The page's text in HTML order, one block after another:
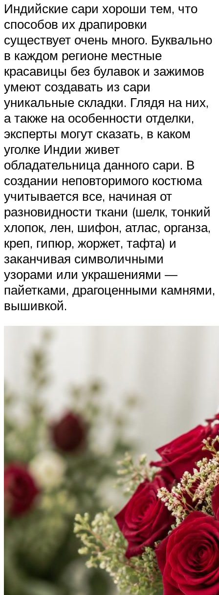
Индийские сари хороши тем, что
способов их драпировки
существует очень много. Буквально
в каждом регионе местные
красавицы без булавок и зажимов
умеют создавать из сари
уникальные складки. Глядя на них,
а также на особенности отделки,
эксперты могут сказать, в каком
уголке Индии живет
обладательница данного сари. В
создании неповторимого костюма
учитывается все, начиная от
разновидности ткани (шелк, тонкий
хлопок, лен, шифон, атлас, органза,
креп, гипюр, жоржет, тафта) и
заканчивая символичными
узорами или украшениями —
пайетками, драгоценными камнями,
вышивкой.